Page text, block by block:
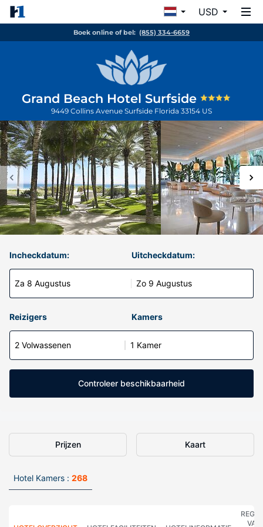
USD
Boek online of bel: (855) 334-6659
Grand Beach Hotel Surfside
9449 Collins Avenue Surfside Florida 33154 US
Incheckdatum:
Za 8 Augustus
Uitcheckdatum:
Zo 9 Augustus
Reizigers Kamers
2 Volwassenen 1 Kamer
Controleer beschikbaarheid
Prijzen Kaart
Hotel Kamers : 268
VAN